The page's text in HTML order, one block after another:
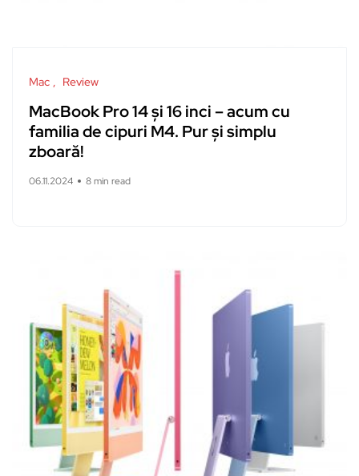
Mac Review
MacBook Pro 14 și 16 inci – acum cu
familia de cipuri M4. Pur și simplu
zboară!
06.11.2024 8 min read